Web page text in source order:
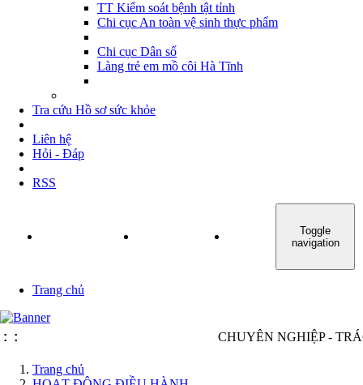
TT Kiểm soát bệnh tật tỉnh
Chi cục An toàn vệ sinh thực phẩm
Chi cục Dân số
Làng trẻ em mồ côi Hà Tĩnh
Tra cứu Hồ sơ sức khỏe
Liên hệ
Hỏi - Đáp
RSS
TIN TỨC - SỰ KIỆN
Toggle
navigation
Trang chủ
: : CHUYÊN NGHIỆP -
Trang chủ